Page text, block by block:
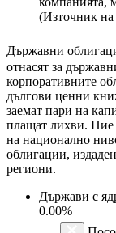
(Източник
Държавни
отнасят за
корпоративните
дългови ценни
заемат пари на
плащат лихви. Ние
на национално
облигации,
региони.
Държави с
0.00%